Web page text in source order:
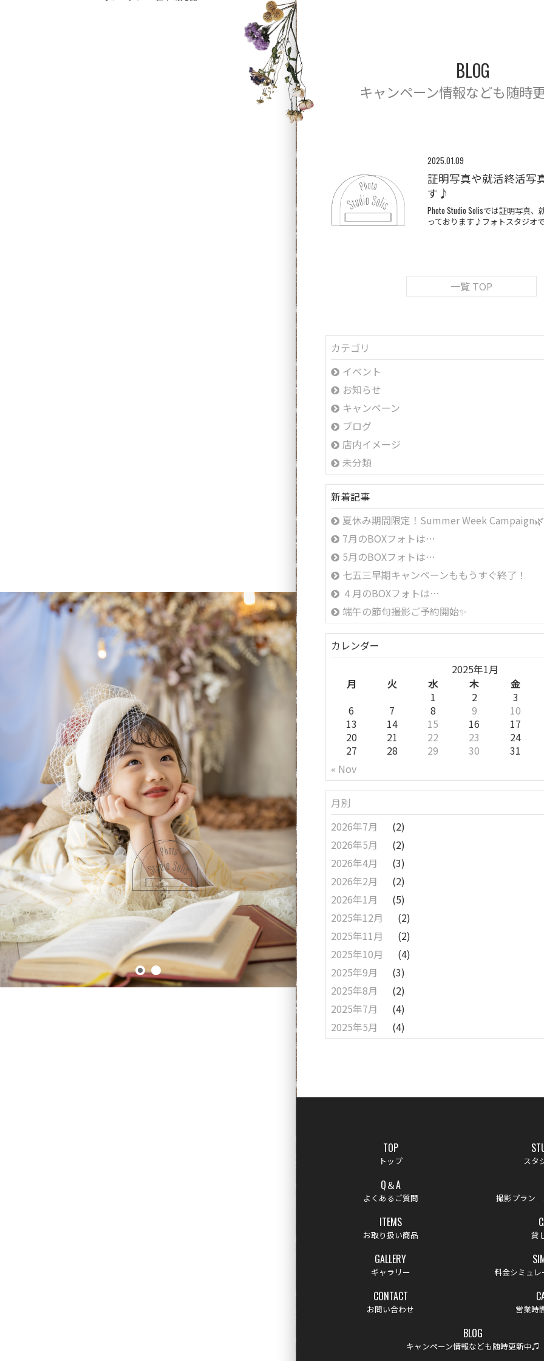
BLOG
キャンペーン情報なども随時
2025.01.09
証明写真や就活終活写
す♪
Photo Studio Solisでは証明写真
っております♪フォトスタジオ
一覧 TOP
カテゴリ
イベント
お知らせ
キャンペーン
ブログ
店内イメージ
未分類
新着記事
夏休み期間限定！Summer Week Campaign🌿
7月のBOXフォトは…
5月のBOXフォトは…
七五三早期キャンペーンももうすぐ終了！
４月のBOXフォトは…
端午の節句撮影ご予約開始✨
カレンダー
2025年1月
月
火 水 木 金
« Nov
1 2
3
6
7 8 9
10
13
14 15 16
17
20
21 22 23
24
27
28 29 30 31
月別
2026年7月
(2)
2026年5月
(2)
2026年4月
(3)
2026年2月
(2)
2026年1月
(5)
2025年12月
(2)
2025年11月
(2)
2025年10月
(4)
2025年9月
(3)
2025年8月
(2)
2025年7月
(4)
2025年5月
(4)
TOP
トップ スタ
Q＆A
よくあるご質問 撮影プラン
ITEMS
お取り扱い商品 貸
GALLERY
ギャラリー 料金シミュ
CONTACT
お問い合わせ 営業時
BLOG
キャンペーン情報なども随時更新中♫